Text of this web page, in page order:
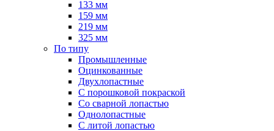
133 мм
159 мм
219 мм
325 мм
По типу
Промышленные
Оцинкованные
Двухлопастные
С порошковой покраской
Со сварной лопастью
Однолопастные
С литой лопастью